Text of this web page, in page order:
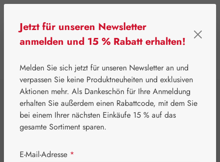
⌂ Gall Pharma Lithium
Lithium Lösung
GPH
Jetzt für unseren Newsletter
anmelden und 15 % Rabatt erhalten!
Melden Sie sich jetzt für unseren Newsletter an und
verpassen Sie keine Produktneuheiten und exklusiven
Aktionen mehr. Als Dankeschön für Ihre Anmeldung
erhalten Sie außerdem einen Rabattcode, mit dem Sie
bei einem Ihrer nächsten Einkäufe 15 % auf das
gesamte Sortiment sparen.
E-Mail-Adresse *